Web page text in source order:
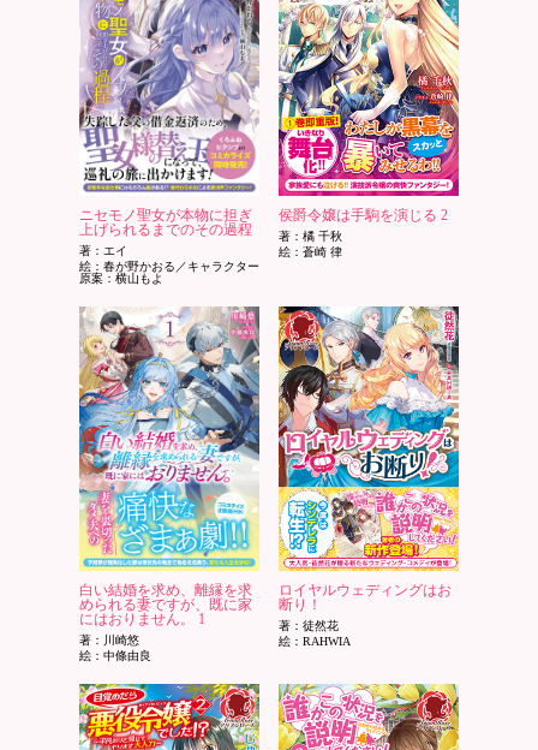
ニセモノ聖女が本物に担ぎ
上げられるまでのその過程
著：エイ
絵：春が野かおる／キャラクター
原案：横山もよ
侯爵令嬢は手駒を演じる 2
著：橘 千秋
絵：蒼崎 律
白い結婚を求め、離縁を求
められる妻ですが、既に家
にはおりません。 1
著：川崎悠
絵：中條由良
ロイヤルウェディングはお
断り！
著：徒然花
絵：RAHWIA